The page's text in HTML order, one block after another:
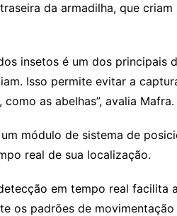
da armadilha, que
insetos é um dos principais
Isso permite evitar a
as abelhas”, avalia Mafra.
módulo de sistema de
real de sua localização.
em tempo real facilita
os padrões de